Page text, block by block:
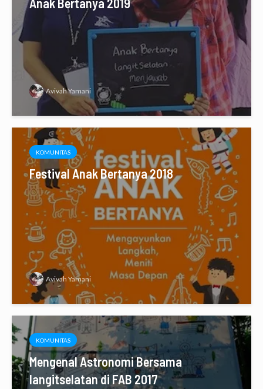
Avivah Yamani
KOMUNITAS
Festival Anak Bertanya 2018
Avivah Yamani
KOMUNITAS
Mengenal Astronomi Bersama
langitselatan di FAB 2017